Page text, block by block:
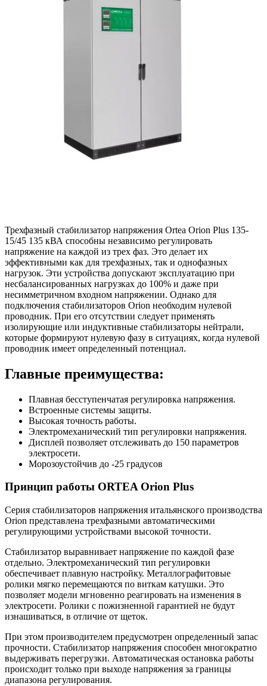
Трехфазный стабилизатор напряжения Ortea Orion Plus 135-
15/45 135 кВА способны независимо регулировать
напряжение на каждой из трех фаз. Это делает их
эффективными как для трехфазных, так и однофазных
нагрузок. Эти устройства допускают эксплуатацию при
несбалансированных нагрузках до 100% и даже при
несимметричном входном напряжении. Однако для
подключения стабилизаторов Orion необходим нулевой
проводник. При его отсутствии следует применять
изолирующие или индуктивные стабилизаторы нейтрали,
которые формируют нулевую фазу в ситуациях, когда нулевой
проводник имеет определенный потенциал.
Главные преимущества:
Плавная бесступенчатая регулировка напряжения.
Встроенные системы защиты.
Высокая точность работы.
Электромеханический тип регулировки напряжения.
Дисплей позволяет отслеживать до 150 параметров
электросети.
Морозоустойчив до -25 градусов
Принцип работы ORTEA Orion Plus
Серия стабилизаторов напряжения итальянского производства
Orion представлена трехфазными автоматическими
регулирующими устройствами высокой точности.
Стабилизатор выравнивает напряжение по каждой фазе
отдельно. Электромеханический тип регулировки
обеспечивает плавную настройку. Металлографитовые
ролики мягко перемещаются по виткам катушки. Это
позволяет модели мгновенно реагировать на изменения в
электросети. Ролики с пожизненной гарантией не будут
изнашиваться, в отличие от щеток.
При этом производителем предусмотрен определенный запас
прочности. Стабилизатор напряжения способен многократно
выдерживать перегрузки. Автоматическая остановка работы
происходит только при выходе напряжения за границы
диапазона регулирования.